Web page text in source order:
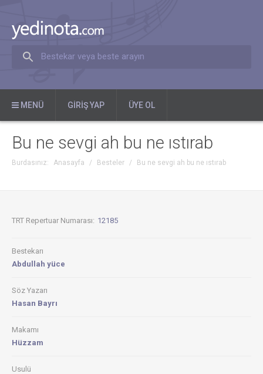
Bestekar veya beste arayın
MENÜ GIRIŞ YAP ÜYE OL
Bu ne sevgi ah bu ne ıstırab
Burdasınız: Anasayfa / Besteler / Bu ne sevgi ah bu ne ıstırab
TRT Repertuar Numarası: 12185
Bestekarı
Abdullah yüce
Söz Yazarı
Hasan Bayrı
Makamı
Hüzzam
Usulü